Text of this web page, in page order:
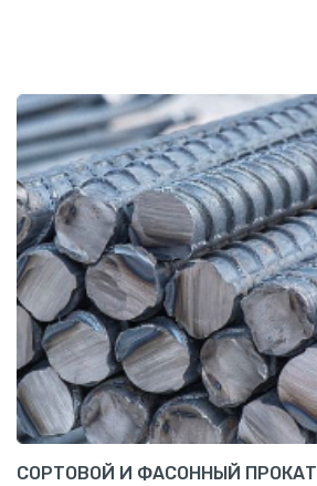
СОРТОВОЙ И ФАСОННЫЙ ПРОКАТ